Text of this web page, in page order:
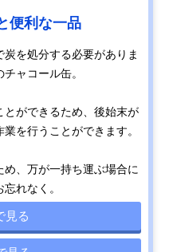
便利な一品
を処分する必要がありま
ャコール缶。
ができるため、後始末が
を行うことができます。
、万が一持ち運ぶ場合に
れなく。
見る